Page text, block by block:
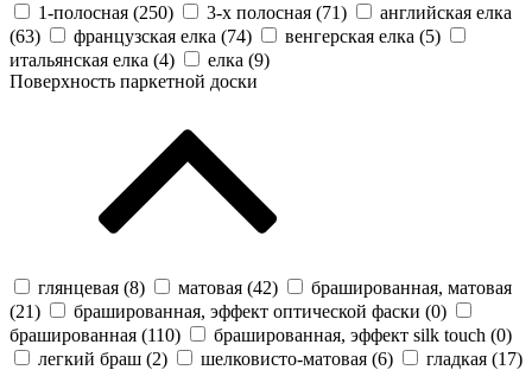
1-полосная (250) 3-х полосная (71)
английская елка
(63) французская елка (74) венгерская елка (5)
итальянская елка (4) елка (9)
Поверхность паркетной доски
глянцевая (8) матовая (42)
брашированная, матовая
(21) брашированная, эффект оптической фаски (0)
брашированная (110) брашированная, эффект silk touch (0)
легкий браш (2) шелковисто-матовая (6) гладкая (17)